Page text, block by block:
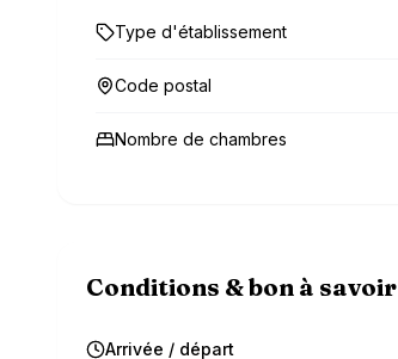
Type d'établissement
Code postal
Nombre de chambres
Conditions & bon à savoir
Arrivée / départ